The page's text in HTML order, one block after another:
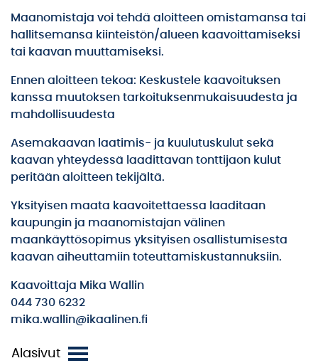
Maanomistaja voi tehdä aloitteen omistamansa tai
hallitsemansa kiinteistön/alueen kaavoittamiseksi
tai kaavan muuttamiseksi.
Ennen aloitteen tekoa: Keskustele kaavoituksen
kanssa muutoksen tarkoituksenmukaisuudesta ja
mahdollisuudesta
Asemakaavan laatimis- ja kuulutuskulut sekä
kaavan yhteydessä laadittavan tonttijaon kulut
peritään aloitteen tekijältä.
Yksityisen maata kaavoitettaessa laaditaan
kaupungin ja maanomistajan välinen
maankäyttösopimus yksityisen osallistumisesta
kaavan aiheuttamiin toteuttamiskustannuksiin.
Kaavoittaja Mika Wallin
044 730 6232
mika.wallin@ikaalinen.fi